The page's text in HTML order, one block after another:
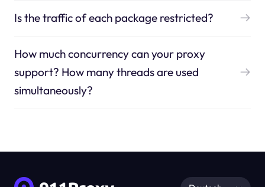
Is the traffic of each package restricted?
How much concurrency can your proxy
support? How many threads are used
simultaneously?